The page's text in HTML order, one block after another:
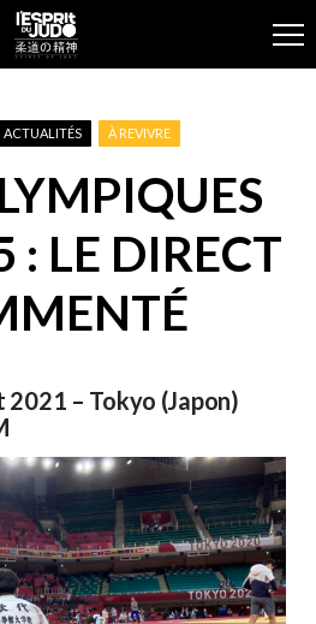
ACTUALITÉS À REVIVRE
: LE DIRECT
– Tokyo (Japon)